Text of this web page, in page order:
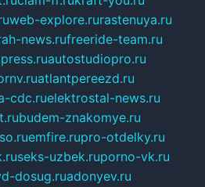
web-explore.rurastenuya.ru
news.rufreeride-team.ru
autostudiopro.ru
atlantpereezd.ru
cdc.ruelektrostal-news.ru
budem-znakomye.ru
emfire.rupro-otdelky.ru
seks-uzbek.ruporno-vk.ru
dosug.ruadonyev.ru